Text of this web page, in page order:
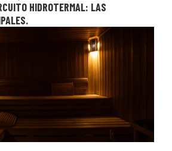
HIDROTERMAL: LAS